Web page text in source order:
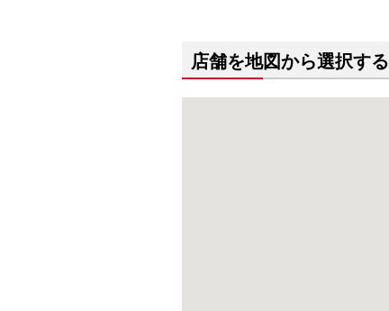
店舗を地図から選択する